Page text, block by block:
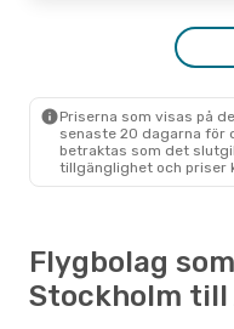
Norwegian Air Sweden
Tis 15 Sep.- Ons 16
Norwegian Air Sweden
Direkt
STO- AMS
Priserna som visas på
senaste 20 dagarna för
betraktas som det
tillgänglighet och priser
Flygbolag
Stockholm till